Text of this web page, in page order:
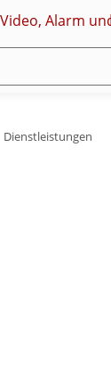
Dienstleistungen